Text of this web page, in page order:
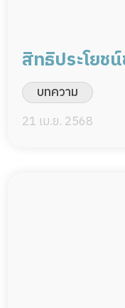
สิทธิประโยช
บทความ
21 เม.ย. 2568